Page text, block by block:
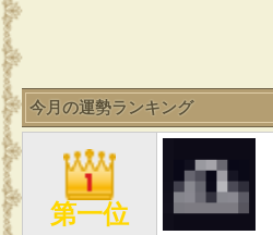
今月の運勢ランキング
第一位